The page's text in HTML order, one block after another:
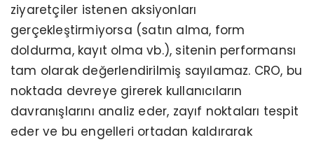
ziyaretçiler istenen aksiyonları
gerçekleştirmiyorsa (satın alma, form
doldurma, kayıt olma vb.), sitenin performansı
tam olarak değerlendirilmiş sayılamaz. CRO, bu
noktada devreye girerek kullanıcıların
davranışlarını analiz eder, zayıf noktaları tespit
eder ve bu engelleri ortadan kaldırarak